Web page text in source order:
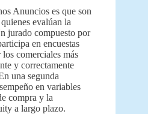
Anuncios es que son
evalúan la
jurado compuesto por
en encuestas
comerciales más
y correctamente
una segunda
en variables
compra y la
a largo plazo.